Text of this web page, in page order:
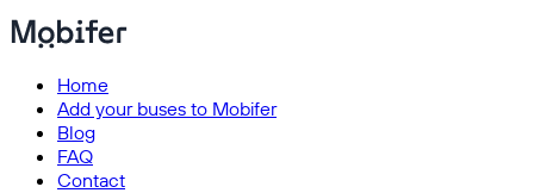
Home
Add your buses to Mobifer
Blog
FAQ
Contact